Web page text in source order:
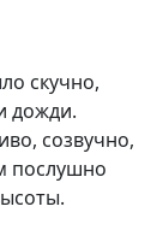
скучно,
дожди.
созвучно,
послушно